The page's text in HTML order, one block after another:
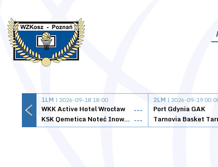
1LM | 2026-09-18 18:00
WKK Active Hotel Wrocław
---
KSK Qemetica Noteć Inowrocław ---
2LM | 2026-09-19
Port Gdynia GAK